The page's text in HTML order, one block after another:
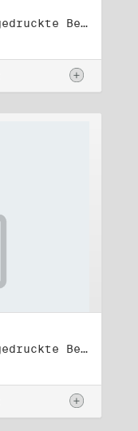
Titel: Manuskripte und gedruckte Belege (1)
Titel: Manuskripte und gedruckte Belege (2)